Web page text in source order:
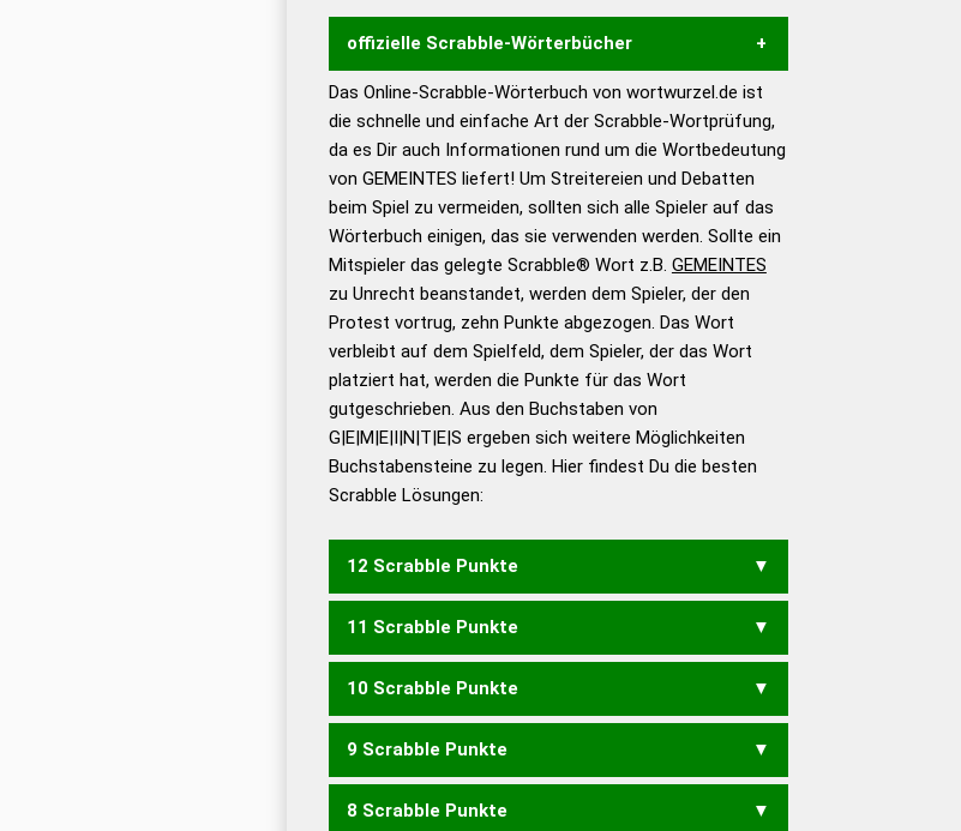
offizielle Scrabble-Wörterbücher
Wortwurzel liefert mit Hilfe eines semantischen
Wortanalyse-Algorithmus gute Anhaltspunkte zu
Wortbedeutung, Worttrennung und Wortform, um die
Gültigkeit eines Wortes für das Scrabble-Spiel zu
bestimmen! zugelassene Turnier Scrabble-
Wörterbücher sind:
Duden – Standardwerk in 12
Bänden
Duden – Richtiges und gutes
Deutsch
Duden – Die deutsche Grammatik
Duden – Deutsches
Universalwörterbuch
Das Online-Scrabble-Wörterbuch von wortwurzel.de ist
die schnelle und einfache Art der Scrabble-Wortprüfung,
da es Dir auch Informationen rund um die Wortbedeutung
von GEMEINTES liefert! Um Streitereien und Debatten
beim Spiel zu vermeiden, sollten sich alle Spieler auf das
Wörterbuch einigen, das sie verwenden werden. Sollte ein
Mitspieler das gelegte Scrabble® Wort z.B. GEMEINTES
zu Unrecht beanstandet, werden dem Spieler, der den
Protest vortrug, zehn Punkte abgezogen. Das Wort
verbleibt auf dem Spielfeld, dem Spieler, der das Wort
platziert hat, werden die Punkte für das Wort
gutgeschrieben. Aus den Buchstaben von
G|E|M|E|I|N|T|E|S ergeben sich weitere Möglichkeiten
Buchstabensteine zu legen. Hier findest Du die besten
Scrabble Lösungen:
12 Scrabble Punkte
EIGENSTEM GEMEINSTE
11 Scrabble Punkte
GEEINTEM GEEISTEM
SEGMENTE
10 Scrabble Punkte
EIGENEM EMSIGEN ENGSTEM
MEETING MENGEST SEGMENT STIGMEN
9 Scrabble Punkte
EIGNEM EMSIGE GEMSEN MENGST
8 Scrabble Punkte